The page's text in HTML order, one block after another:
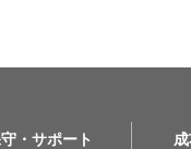
・サポート